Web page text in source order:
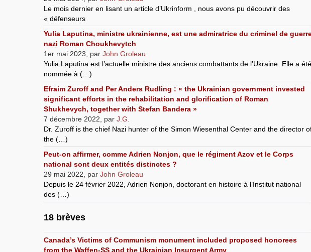
Le mois dernier en lisant un article d’Ukrinform , nous avons pu découvrir des
« défenseurs
Yulia Laputina, ministre ukrainienne, est une admiratrice du criminel de
nazi Roman Choukhevytch
1er mai 2023
par John Groleau
Yulia Laputina est l’actuelle ministre des anciens combattants de l’Ukraine. Elle a été
nommée à (…)
Efraim Zuroff and Per Anders Rudling : « the Ukrainian government invested
significant efforts in the rehabilitation and glorification of Roman
Shukhevych, together with Stefan Bandera »
7 décembre 2022
par J.G.
Dr. Zuroff is the chief Nazi hunter of the Simon Wiesenthal Center and the director
the (…)
Peut-on affirmer, comme Adrien Nonjon, que le régiment Azov et le Corps
national sont deux entités distinctes ?
29 mai 2022
par John Groleau
Depuis le 24 février 2022, Adrien Nonjon, doctorant en histoire à l’Institut national
des (…)
18 brèves
Canada’s Victims of Communism monument included proposed honorees
from the Waffen-SS and the Ukrainian Insurgent Army